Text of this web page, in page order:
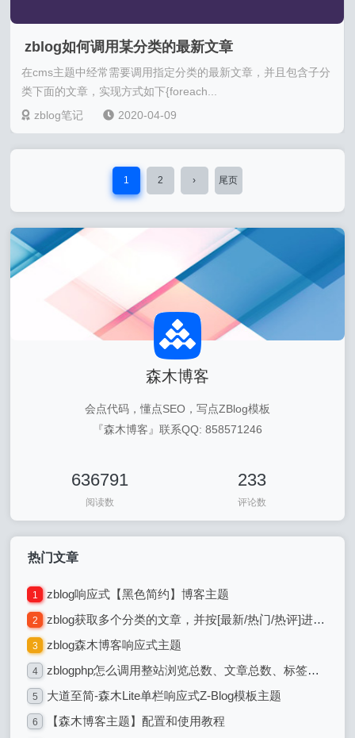
zblog如何调用某分类的最新文章
在cms主题中经常需要调用指定分类的最新文章，并且包含子分
类下面的文章，实现方式如下{foreach...
zblog笔记
2020-04-09
1 2 › 尾页
森木博客
会点代码，懂点SEO，写点ZBlog模板
『森木博客』联系QQ: 858571246
636791
阅读数
233
评论数
热门文章
1 zblog响应式【黑色简约】博客主题
2 zblog获取多个分类的文章，并按[最新/热门/热评]进行排序
3 zblog森木博客响应式主题
4 zblogphp怎么调用整站浏览总数、文章总数、标签、评论总数
5 大道至简-森木Lite单栏响应式Z-Blog模板主题
6 【森木博客主题】配置和使用教程